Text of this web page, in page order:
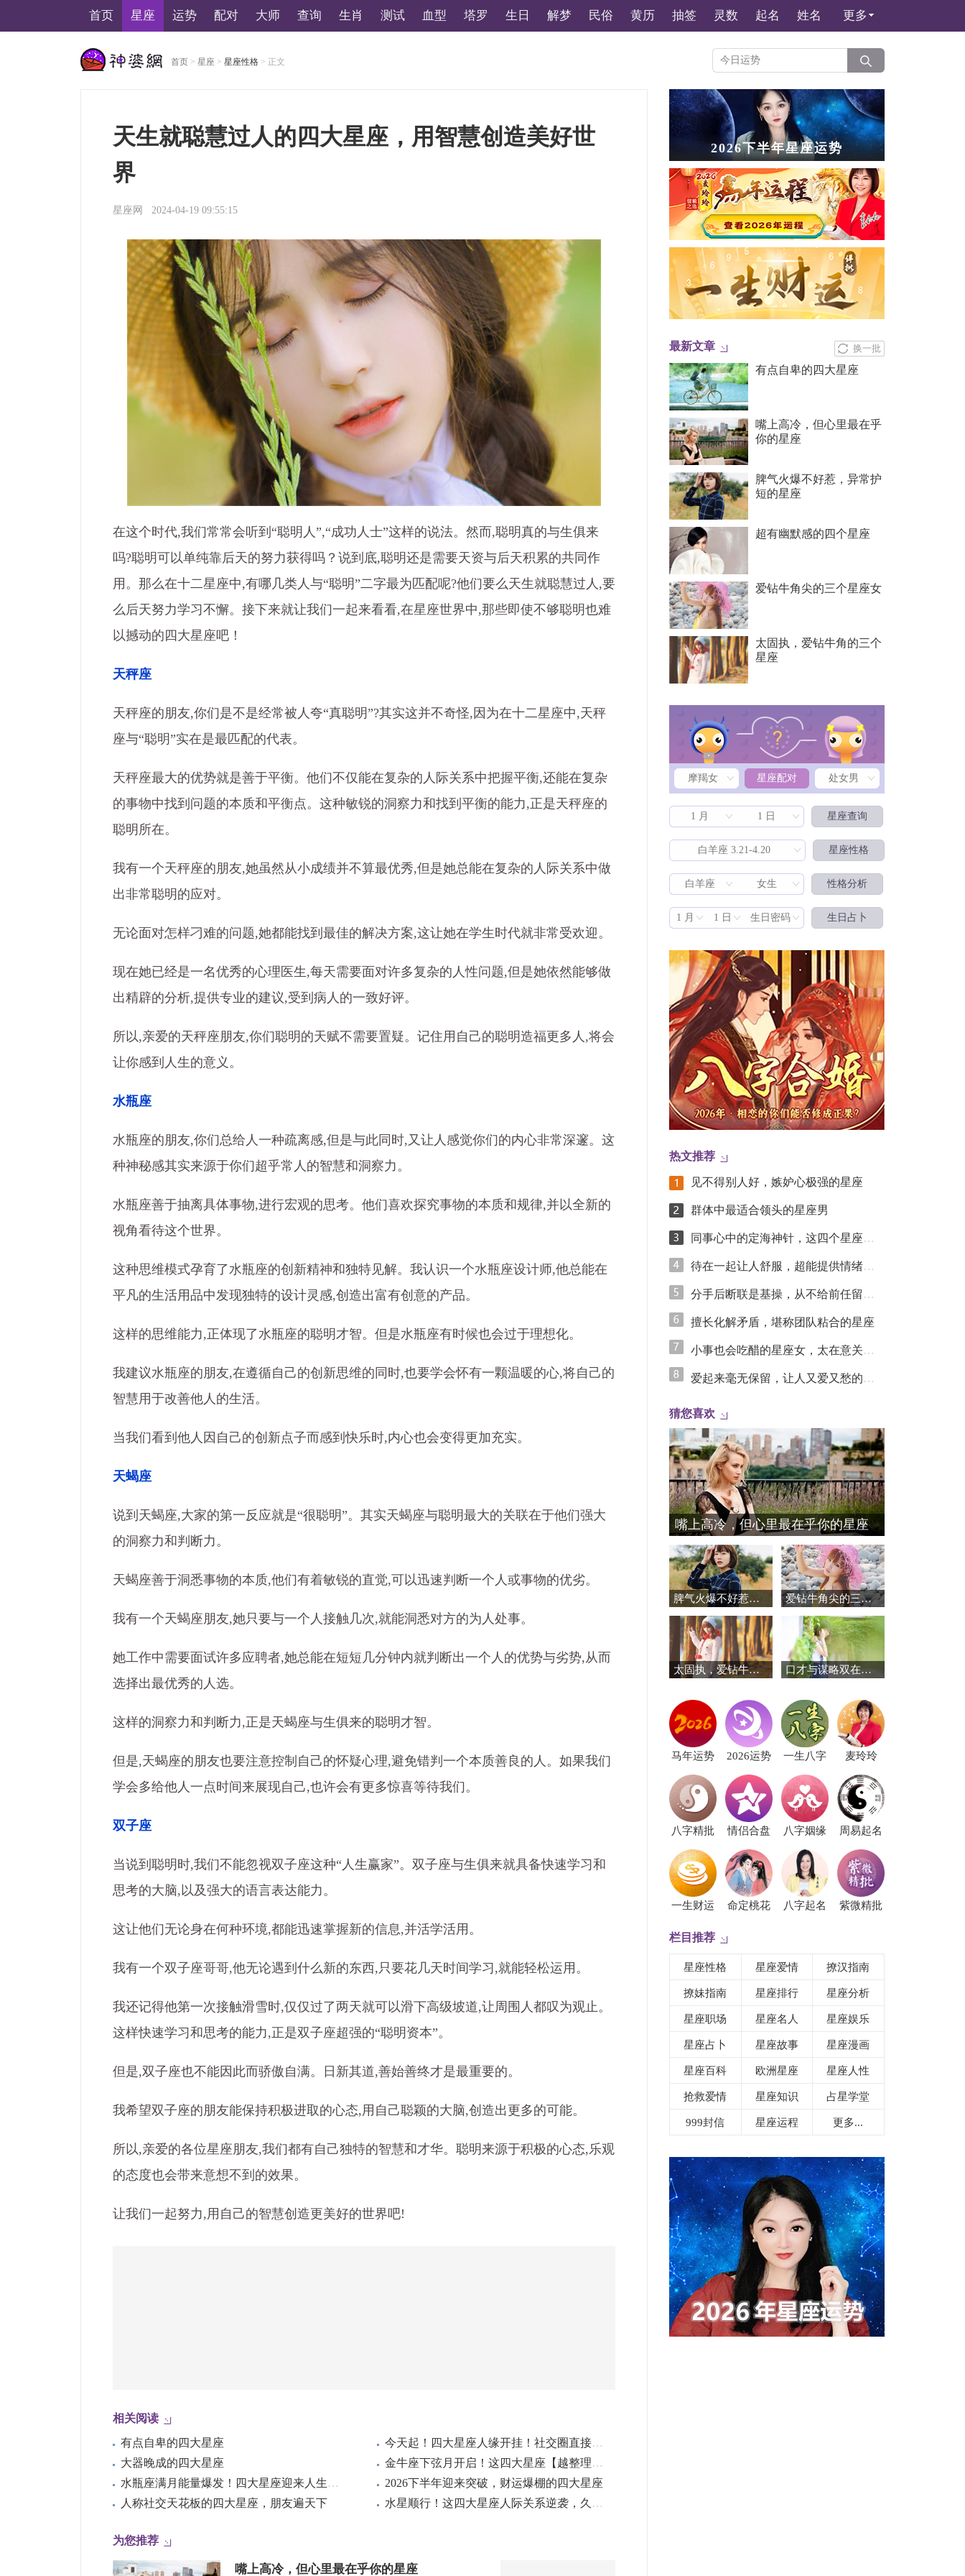
首页 星座 运势 配对 大师 查询 生肖 测试 血型 塔罗 生日 解梦 民俗 黄历 抽签 灵数 起名 姓名 更多
首页 > 星座 > 星座性格 > 正文
天生就聪慧过人的四大星座，用智慧创造美好世
界
星座网 2024-04-19 09:55:15
在这个时代,我们常常会听到“聪明人”,“成功人士”这样的说法。然而,聪明真的与生俱来
吗?聪明可以单纯靠后天的努力获得吗？说到底,聪明还是需要天资与后天积累的共同作
用。那么在十二星座中,有哪几类人与“聪明”二字最为匹配呢?他们要么天生就聪慧过人,要
么后天努力学习不懈。接下来就让我们一起来看看,在星座世界中,那些即使不够聪明也难
以撼动的四大星座吧！
天秤座
天秤座的朋友,你们是不是经常被人夸“真聪明”?其实这并不奇怪,因为在十二星座中,天秤
座与“聪明”实在是最匹配的代表。
天秤座最大的优势就是善于平衡。他们不仅能在复杂的人际关系中把握平衡,还能在复杂
的事物中找到问题的本质和平衡点。这种敏锐的洞察力和找到平衡的能力,正是天秤座的
聪明所在。
我有一个天秤座的朋友,她虽然从小成绩并不算最优秀,但是她总能在复杂的人际关系中做
出非常聪明的应对。
无论面对怎样刁难的问题,她都能找到最佳的解决方案,这让她在学生时代就非常受欢迎。
现在她已经是一名优秀的心理医生,每天需要面对许多复杂的人性问题,但是她依然能够做
出精辟的分析,提供专业的建议,受到病人的一致好评。
所以,亲爱的天秤座朋友,你们聪明的天赋不需要置疑。记住用自己的聪明造福更多人,将会
让你感到人生的意义。
水瓶座
水瓶座的朋友,你们总给人一种疏离感,但是与此同时,又让人感觉你们的内心非常深邃。这
种神秘感其实来源于你们超乎常人的智慧和洞察力。
水瓶座善于抽离具体事物,进行宏观的思考。他们喜欢探究事物的本质和规律,并以全新的
视角看待这个世界。
这种思维模式孕育了水瓶座的创新精神和独特见解。我认识一个水瓶座设计师,他总能在
平凡的生活用品中发现独特的设计灵感,创造出富有创意的产品。
这样的思维能力,正体现了水瓶座的聪明才智。但是水瓶座有时候也会过于理想化。
我建议水瓶座的朋友,在遵循自己的创新思维的同时,也要学会怀有一颗温暖的心,将自己的
智慧用于改善他人的生活。
当我们看到他人因自己的创新点子而感到快乐时,内心也会变得更加充实。
天蝎座
说到天蝎座,大家的第一反应就是“很聪明”。其实天蝎座与聪明最大的关联在于他们强大
的洞察力和判断力。
天蝎座善于洞悉事物的本质,他们有着敏锐的直觉,可以迅速判断一个人或事物的优劣。
我有一个天蝎座朋友,她只要与一个人接触几次,就能洞悉对方的为人处事。
她工作中需要面试许多应聘者,她总能在短短几分钟内就判断出一个人的优势与劣势,从而
选择出最优秀的人选。
这样的洞察力和判断力,正是天蝎座与生俱来的聪明才智。
但是,天蝎座的朋友也要注意控制自己的怀疑心理,避免错判一个本质善良的人。如果我们
学会多给他人一点时间来展现自己,也许会有更多惊喜等待我们。
双子座
当说到聪明时,我们不能忽视双子座这种“人生赢家”。双子座与生俱来就具备快速学习和
思考的大脑,以及强大的语言表达能力。
这让他们无论身在何种环境,都能迅速掌握新的信息,并活学活用。
我有一个双子座哥哥,他无论遇到什么新的东西,只要花几天时间学习,就能轻松运用。
我还记得他第一次接触滑雪时,仅仅过了两天就可以滑下高级坡道,让周围人都叹为观止。
这样快速学习和思考的能力,正是双子座超强的“聪明资本”。
但是,双子座也不能因此而骄傲自满。日新其道,善始善终才是最重要的。
我希望双子座的朋友能保持积极进取的心态,用自己聪颖的大脑,创造出更多的可能。
所以,亲爱的各位星座朋友,我们都有自己独特的智慧和才华。聪明来源于积极的心态,乐观
的态度也会带来意想不到的效果。
让我们一起努力,用自己的智慧创造更美好的世界吧!
相关阅读
有点自卑的四大星座
今天起！四大星座人缘开挂！社交圈直接拉满
大器晚成的四大星座
金牛座下弦月开启！这四大星座【越整理越旺财】，财运自然来
水瓶座满月能量爆发！四大星座迎来人生重启键：告别过去，轻装出发
2026下半年迎来突破，财运爆棚的四大星座
人称社交天花板的四大星座，朋友遍天下
水星顺行！这四大星座人际关系逆袭，久违贵人缘强势回归
为您推荐
嘴上高冷，但心里最在乎你的星座
2026下半年星座运势
换一批
最新文章
有点自卑的四大星座
嘴上高冷，但心里最在乎
你的星座
脾气火爆不好惹，异常护
短的星座
超有幽默感的四个星座
爱钻牛角尖的三个星座女
太固执，爱钻牛角的三个
星座
星座配对
摩羯女 星座配对 处女男
1 月 1 日 星座查询
白羊座 3.21-4.20 星座性格
白羊座 女生 性格分析
1 月 1 日 生日密码 生日占卜
热文推荐
见不得别人好，嫉妒心极强的星座
群体中最适合领头的星座男
同事心中的定海神针，这四个星座凭踏实实力圈粉
待在一起让人舒服，超能提供情绪价值的星座
分手后断联是基操，从不给前任留念想的星座女
擅长化解矛盾，堪称团队粘合的星座
小事也会吃醋的星座女，太在意关系里的安全感
爱起来毫无保留，让人又爱又愁的星座
猜您喜欢
嘴上高冷，但心里最在乎你的星座
脾气火爆不好惹，异常护短的星座 爱钻牛角尖的三个星座女
太固执，爱钻牛角的三个星座 口才与谋略双在线！这三个星座赢在起跑线
马年运势 2026运势 一生八字 麦玲玲
八字精批 情侣合盘 八字姻缘 周易起名
一生财运 命定桃花 八字起名 紫微精批
栏目推荐
星座性格 星座爱情 撩汉指南
撩妹指南 星座排行 星座分析
星座职场 星座名人 星座娱乐
星座占卜 星座故事 星座漫画
星座百科 欧洲星座 星座人性
抢救爱情 星座知识 占星学堂
999封信 星座运程 更多...